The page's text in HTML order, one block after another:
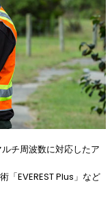
チ周波数に対応したア
「EVEREST Plus」など